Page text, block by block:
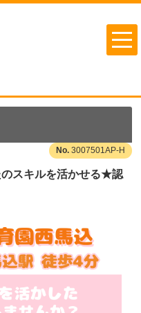
3007501AP-H
のスキルを活かせる★認